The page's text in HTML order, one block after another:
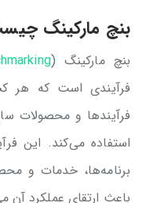
بنچ مارکینگ
بنچ مارکینگ (
فرآیندی است که هر
فرآیندها و محصولات
استفاده می‌کند. این
برنامه‌ها، خدمات و
باعث ارتقای عملکرد آن